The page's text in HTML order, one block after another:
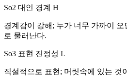
So2 대인 경계 H
경계감이 강해; 누가 너무 가까이 오
로 물러난다.
So3 표현 진정성 L
직설적으로 표현; 머릿속에 있는 것